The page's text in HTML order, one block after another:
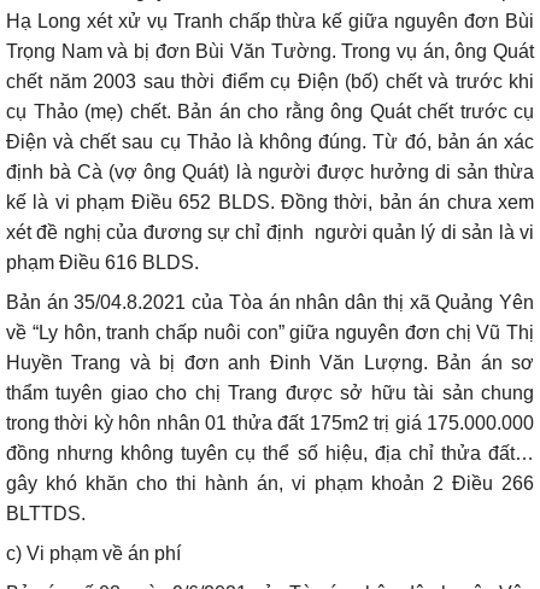
Hạ Long xét xử vụ Tranh chấp thừa kế giữa nguyên đơn Bùi
Trọng Nam và bị đơn Bùi Văn Tường. Trong vụ án, ông Quát
chết năm 2003 sau thời điểm cụ Điện (bố) chết và trước khi
cụ Thảo (mẹ) chết. Bản án cho rằng ông Quát chết trước cụ
Điện và chết sau cụ Thảo là không đúng. Từ đó, bản án xác
định bà Cà (vợ ông Quát) là người được hưởng di sản thừa
kế là vi phạm Điều 652 BLDS. Đồng thời, bản án chưa xem
xét đề nghị của đương sự chỉ định
người quản lý di sản là vi
phạm Điều 616 BLDS.
Bản án 35/04.8.2021 của Tòa án nhân dân thị xã Quảng Yên
về “Ly hôn, tranh chấp nuôi con” giữa nguyên đơn chị Vũ Thị
Huyền Trang và bị đơn anh Đinh Văn Lượng. Bản án sơ
thẩm tuyên giao cho chị Trang được sở hữu tài sản chung
trong thời kỳ hôn nhân 01 thửa đất 175m2 trị giá 175.000.000
đồng nhưng không tuyên cụ thể số hiệu, địa chỉ thửa đất…
gây khó khăn cho thi hành án, vi phạm khoản 2 Điều 266
BLTTDS.
c) Vi phạm về án phí